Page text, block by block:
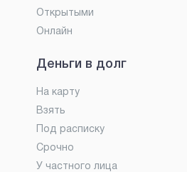
Открытыми
Онлайн
Деньги в долг
На карту
Взять
Под расписку
Срочно
У частного лица